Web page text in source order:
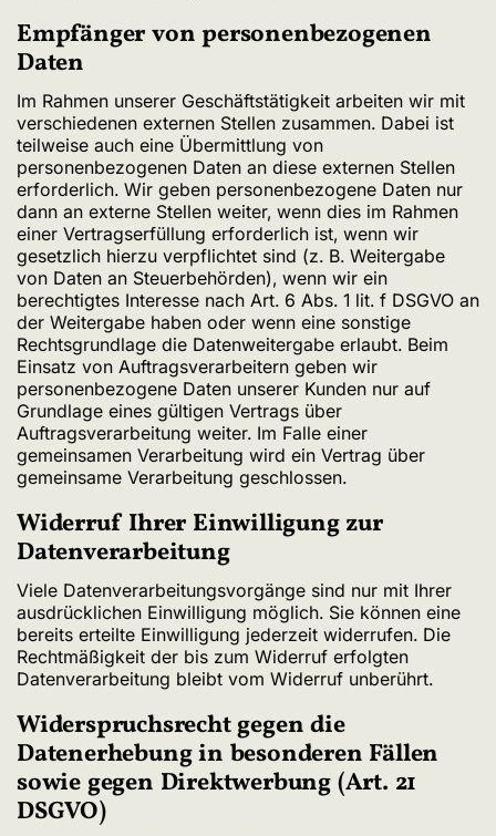
Empfänger von personenbezogenen
Daten
Im Rahmen unserer Geschäftstätigkeit arbeiten wir mit
verschiedenen externen Stellen zusammen. Dabei ist
teilweise auch eine Übermittlung von
personenbezogenen Daten an diese externen Stellen
erforderlich. Wir geben personenbezogene Daten nur
dann an externe Stellen weiter, wenn dies im Rahmen
einer Vertragserfüllung erforderlich ist, wenn wir
gesetzlich hierzu verpflichtet sind (z. B. Weitergabe
von Daten an Steuerbehörden), wenn wir ein
berechtigtes Interesse nach Art. 6 Abs. 1 lit. f DSGVO an
der Weitergabe haben oder wenn eine sonstige
Rechtsgrundlage die Datenweitergabe erlaubt. Beim
Einsatz von Auftragsverarbeitern geben wir
personenbezogene Daten unserer Kunden nur auf
Grundlage eines gültigen Vertrags über
Auftragsverarbeitung weiter. Im Falle einer
gemeinsamen Verarbeitung wird ein Vertrag über
gemeinsame Verarbeitung geschlossen.
Widerruf Ihrer Einwilligung zur
Datenverarbeitung
Viele Datenverarbeitungsvorgänge sind nur mit Ihrer
ausdrücklichen Einwilligung möglich. Sie können eine
bereits erteilte Einwilligung jederzeit widerrufen. Die
Rechtmäßigkeit der bis zum Widerruf erfolgten
Datenverarbeitung bleibt vom Widerruf unberührt.
Widerspruchsrecht gegen die
Datenerhebung in besonderen Fällen
sowie gegen Direktwerbung (Art. 21
DSGVO)